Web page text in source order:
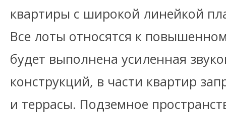
квартиры с широкой линейкой
Все лоты относятся к
будет выполнена усиленная
конструкций, в части квартир
и террасы. Подземное